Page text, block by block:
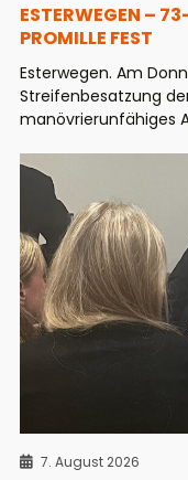
ESTERWEGEN –
PROMILLE FEST
Esterwegen. Am
Streifenbesatzung
manövrierunfähiges
7. August 2026